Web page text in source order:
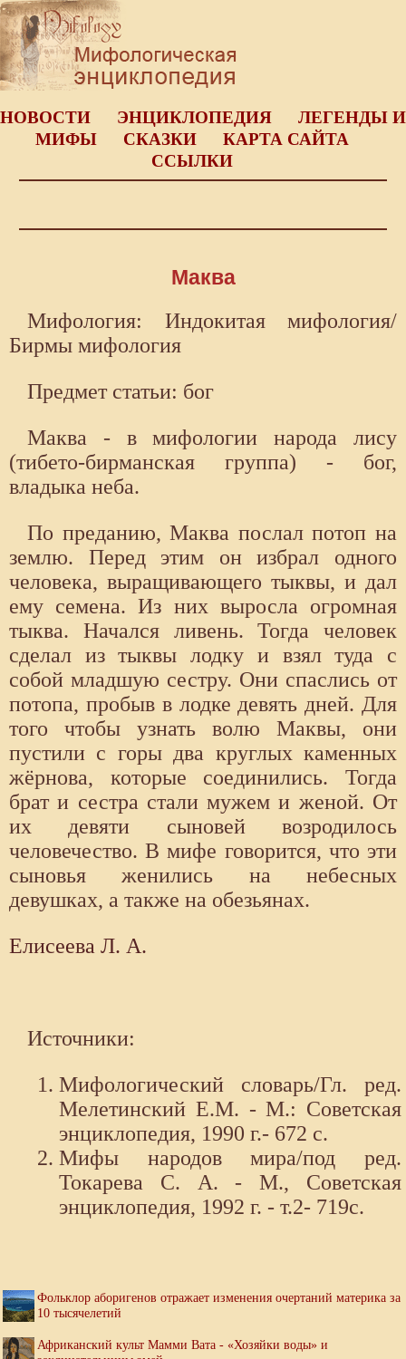
НОВОСТИ ЭНЦИКЛОПЕДИЯ
ЛЕГЕНДЫ И
МИФЫ
СКАЗКИ
КАРТА САЙТА
ССЫЛКИ
Маква
Мифология: Индокитая мифология/
Бирмы мифология
Предмет статьи: бог
Маква - в мифологии народа лису
(тибето-бирманская группа) - бог,
владыка неба.
По преданию, Маква послал потоп на
землю. Перед этим он избрал одного
человека, выращивающего тыквы, и дал
ему семена. Из них выросла огромная
тыква. Начался ливень. Тогда человек
сделал из тыквы лодку и взял туда с
собой младшую сестру. Они спаслись от
потопа, пробыв в лодке девять дней. Для
того чтобы узнать волю Маквы, они
пустили с горы два круглых каменных
жёрнова, которые соединились. Тогда
брат и сестра стали мужем и женой. От
их девяти сыновей возродилось
человечество. В мифе говорится, что эти
сыновья женились на небесных
девушках, а также на обезьянах.
Елисеева Л. А.
Источники:
Мифологический словарь/Гл. ред.
Мелетинский Е.М. - М.: Советская
энциклопедия, 1990 г.- 672 с.
Мифы народов мира/под ред.
Токарева С. А. - М., Советская
энциклопедия, 1992 г. - т.2- 719с.
Фольклор аборигенов отражает изменения очертаний материка за
10 тысячелетий
Африканский культ Мамми Вата - «Хозяйки воды» и